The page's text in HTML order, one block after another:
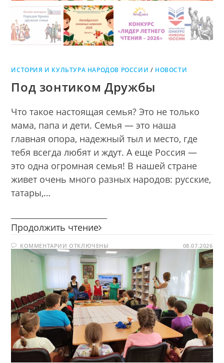
ИСТОРИЯ И КУЛЬТУРА НАРОДОВ РОССИИ / НОВОСТИ
Под зонтиком Дружбы
Что такое настоящая семья? Это не только
мама, папа и дети. Семья — это наша
главная опора, надежный тыл и место, где
тебя всегда любят и ждут. А еще Россия —
это одна огромная семья! В нашей стране
живет очень много разных народов: русские,
татары,…
Продолжить чтение Под
Дружбы
КОММЕНТАРИИ К
ЗАПИСИ
ПОД
ЗОНТИКОМ
ДРУЖБЫ
ОТКЛЮЧЕНЫ 08.07.2026